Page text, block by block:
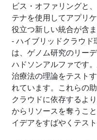
ビス・オファリングと
テナを使用してアプリ
役立つ新しい統合が含ま
- ハイブリッドクラウ
は、ゲノム研究のリー
ハドソンアルファです
治療法の理論をテスト
れています。これらの
クラウドに依存するよ
からリソースを奪うこ
イデアをすばやくテス